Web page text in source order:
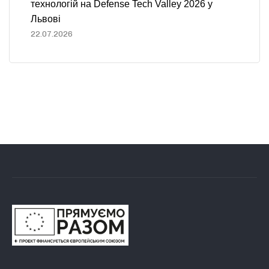
технологій на Defense Tech Valley 2026 у
Львові
22.07.2026